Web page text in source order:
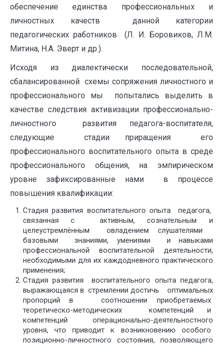
обеспечение единства профессиональных и
личностных качеств данной категории
педагогических работников (Л. И. Боровиков, Л.М.
Митина, Н.А. Эверт и др.).
Исходя из диалектически последовательной,
сбалансированной схемы сопряжения личностного и
профессионального мы попытались выделить в
качестве следствия активизации профессионально-
личностного развития педагога-воспитателя,
следующие стадии приращения его
профессионального воспитательного опыта в среде
профессионального общения, на эмпирическом
уровне зафиксированные нами в процессе
повышения квалификации:
Стадия развития воспитательного опыта педагога,
связанная с активным, сознательным и
целеустремлённым овладением слушателями
базовыми знаниями, умениями и навыками
профессиональной воспитательной деятельности,
необходимыми для их каждодневного практического
применения;
Стадия развития воспитательного опыта педагога,
выражающаяся в стремлении достичь оптимальных
пропорций в соотношении приобретаемых
теоретическо-методических компетенций и
компетенций операционально-деятельностного
уровня, что приводит к возникновению особого
позиционно-личностного состояния, позволяющего